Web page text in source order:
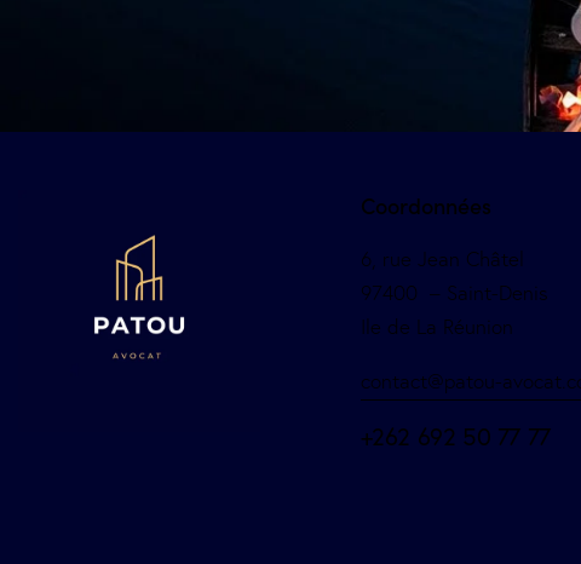
Coordonnées
6, rue Jean Châtel
97400 – Saint-Denis
Ile de La Réunion
contact@patou-
+262 692 50 77 77